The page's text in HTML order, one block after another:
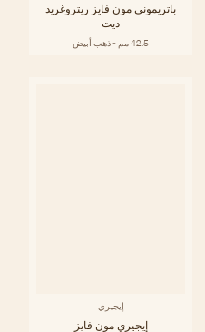
باتريموني مون فايز ريتروغريد
ديت
42.5 مم - ذهب أبيض
إيجيري
إيجيري مون فايز